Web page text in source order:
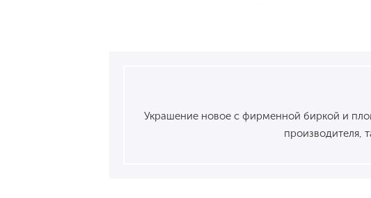
Украшение новое с фирменной биркой и
производителя,